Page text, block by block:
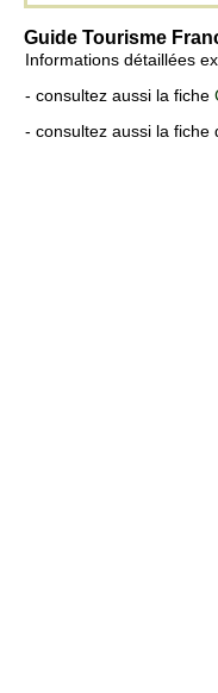
Guide Tourisme
Informations détaillées
- consultez aussi la fiche
- consultez aussi la fiche